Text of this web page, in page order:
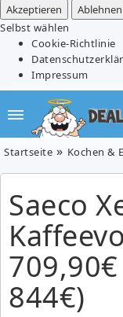
Akzeptieren
Ablehnen
Selbst wählen
Cookie-Richtlinie
Impressum
Startseite Kochen &
Saeco
844€)